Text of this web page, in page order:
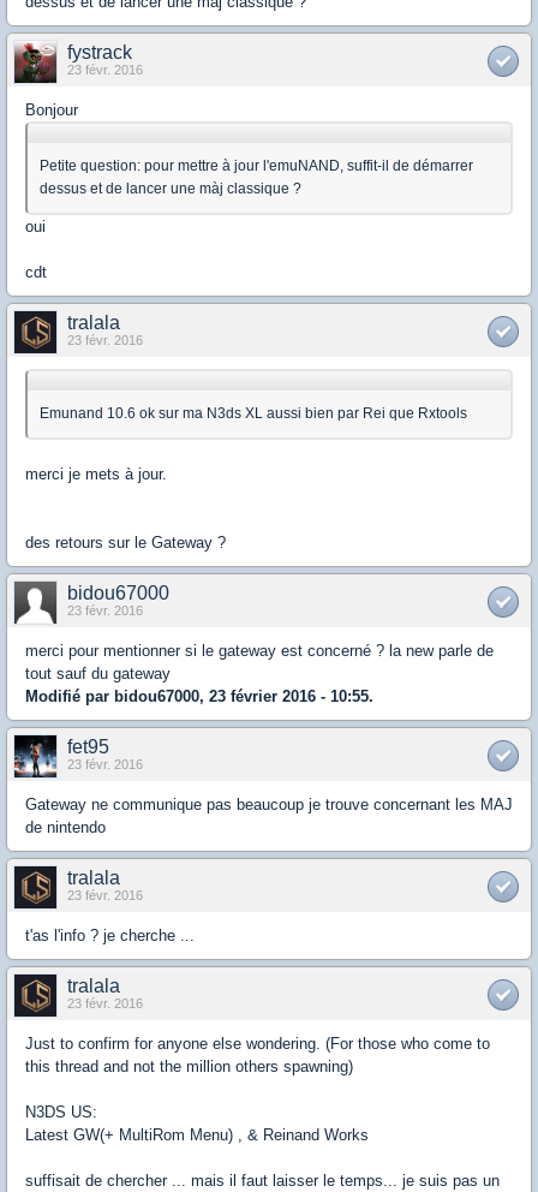
fystrack
23 févr. 2016
Bonjour
Petite question: pour mettre à jour l'emuNAND, suffit-il de démarrer
dessus et de lancer une màj classique ?
oui
cdt
tralala
23 févr. 2016
Emunand 10.6 ok sur ma N3ds XL aussi bien par Rei que Rxtools
merci je mets à jour.
des retours sur le Gateway ?
bidou67000
23 févr. 2016
merci pour mentionner si le gateway est concerné ? la new parle de
tout sauf du gateway
Modifié par bidou67000, 23 février 2016 - 10:55.
fet95
23 févr. 2016
Gateway ne communique pas beaucoup je trouve concernant les MAJ
de nintendo
tralala
23 févr. 2016
t'as l'info ? je cherche ...
tralala
23 févr. 2016
Just to confirm for anyone else wondering. (For those who come to
this thread and not the million others spawning)
N3DS US:
Latest GW(+ MultiRom Menu) , & Reinand Works
suffisait de chercher ... mais il faut laisser le temps... je suis pas un